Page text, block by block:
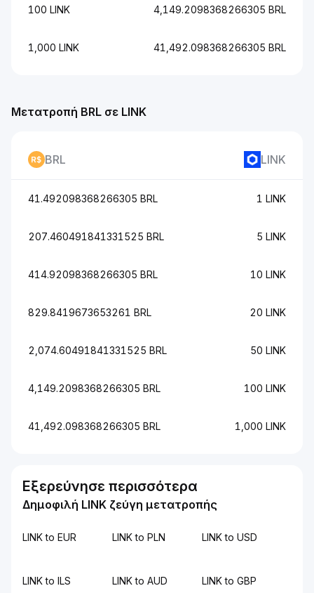
100 LINK 4,149.2098368266305 BRL
1,000 LINK 41,492.098368266305 BRL
Μετατροπή BRL σε LINK
BRL LINK
41.492098368266305 BRL 1 LINK
207.460491841331525 BRL 5 LINK
414.92098368266305 BRL 10 LINK
829.8419673653261 BRL 20 LINK
2,074.60491841331525 BRL 50 LINK
4,149.2098368266305 BRL 100 LINK
41,492.098368266305 BRL 1,000 LINK
Εξερεύνησε περισσότερα
Δημοφιλή LINK ζεύγη μετατροπής
LINK to EUR LINK to PLN LINK to USD
LINK to ILS LINK to AUD LINK to GBP